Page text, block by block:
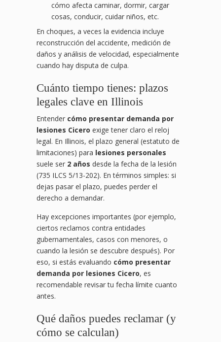
cómo afecta caminar, dormir, cargar
cosas, conducir, cuidar niños, etc.
En choques, a veces la evidencia incluye
reconstrucción del accidente, medición de
daños y análisis de velocidad, especialmente
cuando hay disputa de culpa.
Cuánto tiempo tienes: plazos
legales clave en Illinois
Entender cómo presentar demanda por
lesiones Cicero exige tener claro el reloj
legal. En Illinois, el plazo general (estatuto de
limitaciones) para lesiones personales
suele ser 2 años desde la fecha de la lesión
(735 ILCS 5/13-202). En términos simples: si
dejas pasar el plazo, puedes perder el
derecho a demandar.
Hay excepciones importantes (por ejemplo,
ciertos reclamos contra entidades
gubernamentales, casos con menores, o
cuando la lesión se descubre después). Por
eso, si estás evaluando cómo presentar
demanda por lesiones Cicero, es
recomendable revisar tu fecha límite cuanto
antes.
Qué daños puedes reclamar (y
cómo se calculan)